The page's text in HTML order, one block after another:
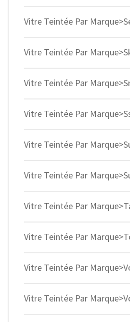
Vitre Teintée Par
Vitre Teintée Par
Vitre Teintée Par
Vitre Teintée Par
Vitre Teintée Par
Vitre Teintée Par
Vitre Teintée Par
Vitre Teintée Par
Vitre Teintée Par
Vitre Teintée Par